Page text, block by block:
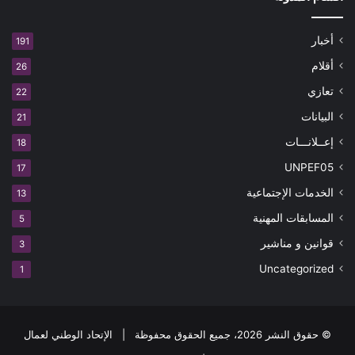
أخبار 191
أقلام 26
تعازي 22
البيانات 21
إعــلانـــات 18
UNPEF05
17
الخدمات الإجتماعية 13
المسابقات المهنية 5
قوانين و مناشير 3
Uncategorized
1
© حقوق النشر 2026، جميع الحقوق محفوظة | الإتحاد الوطني لعمال